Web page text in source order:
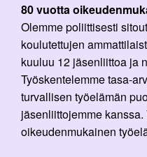
80 vuotta
Olemme poliittisesti
koulutettujen
kuuluu 12 jäsenliittoa ja
Työskentelemme tasa-
turvallisen työelämän
jäsenliittojemme
oikeudenmukainen